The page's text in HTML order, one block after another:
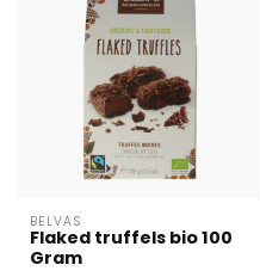
BELVAS
Flaked truffels bio 100
Gram